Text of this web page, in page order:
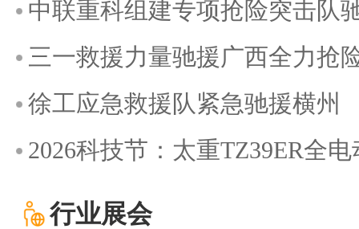
中联重科组建专项抢险突击队
三一救援力量驰援广西全力抢
徐工应急救援队紧急驰援横州
2026科技节：太重TZ39ER全
行业展会